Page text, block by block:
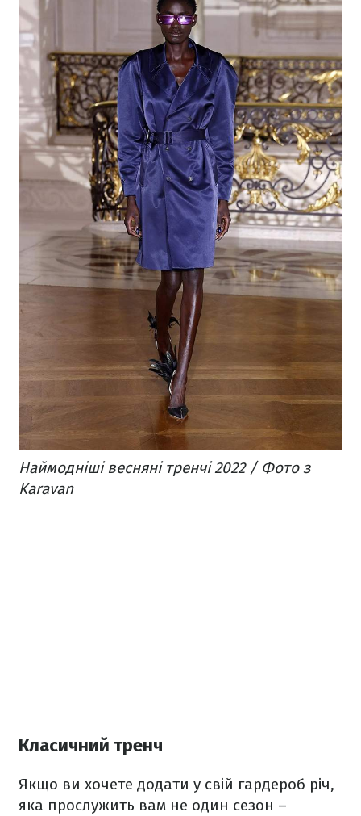
Наймодніші весняні тренчі 2022 / Фото з
Karavan
Класичний тренч
Якщо ви хочете додати у свій гардероб річ,
яка прослужить вам не один сезон –